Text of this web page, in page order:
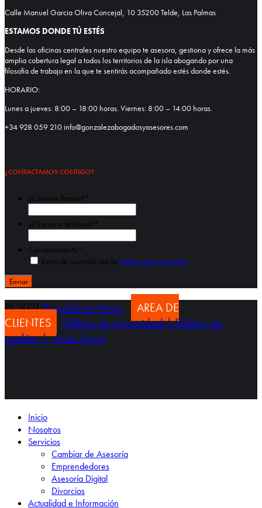
Calle Manuel Garcia Oliva Concejal, 10 35200 Telde, Las Palmas
ESTAMOS DONDE TÚ ESTÉS
Desde las oficinas centrales nuestro equipo te asesora, gestiona y ofrece la más
amplia cobertura legal a todos los territorios de la isla abogando por una
filosofía de trabajo en la que te sentirás acompañado estés donde estés.
HORARIO:
Lunes a jueves: 8:00 – 18:00 horas. Viernes: 8:00 – 14:00 horas.
+34 928 059 210 info@gonzalezabogadosyasesores.com
¿CONTACTAMOS CONTIGO?
¿Cómo te llamas? *
¿Cúal es tu teléfono? *
Consentimiento *
Estoy de acuerdo con la política de privacidad.
© 2021Republican Kings
AREA DE
CLIENTES
Política de privacidad |Política de
cookies |Aviso Legal
Inicio
Nosotros
Servicios
Cambiar de Asesoría
Emprendedores
Asesoría Digital
Divorcios
Actualidad e Información